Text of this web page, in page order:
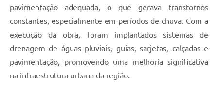
pavimentação adequada, o que gerava transtornos
constantes, especialmente em períodos de chuva. Com a
execução da obra, foram implantados sistemas de
drenagem de águas pluviais, guias, sarjetas, calçadas e
pavimentação, promovendo uma melhoria significativa
na infraestrutura urbana da região.